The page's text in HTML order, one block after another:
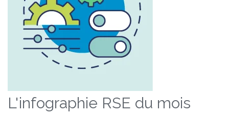
L'infographie RSE du mois